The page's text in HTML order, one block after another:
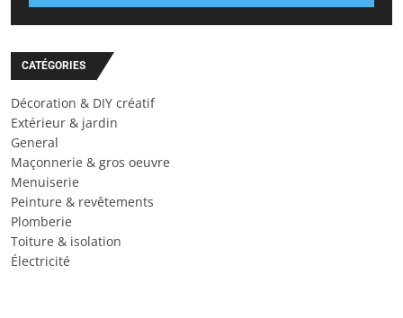
CATÉGORIES
Décoration & DIY créatif
Extérieur & jardin
General
Maçonnerie & gros oeuvre
Menuiserie
Peinture & revêtements
Plomberie
Toiture & isolation
Électricité